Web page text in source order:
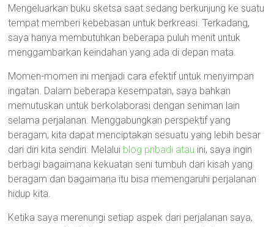
Mengeluarkan buku sketsa saat sedang berkunjung ke suatu
tempat memberi kebebasan untuk berkreasi. Terkadang,
saya hanya membutuhkan beberapa puluh menit untuk
menggambarkan keindahan yang ada di depan mata.
Momen-momen ini menjadi cara efektif untuk menyimpan
ingatan. Dalam beberapa kesempatan, saya bahkan
memutuskan untuk berkolaborasi dengan seniman lain
selama perjalanan. Menggabungkan perspektif yang
beragam, kita dapat menciptakan sesuatu yang lebih besar
dari diri kita sendiri. Melalui blog pribadi atau ini, saya ingin
berbagi bagaimana kekuatan seni tumbuh dari kisah yang
beragam dan bagaimana itu bisa memengaruhi perjalanan
hidup kita.
Ketika saya merenungi setiap aspek dari perjalanan saya,